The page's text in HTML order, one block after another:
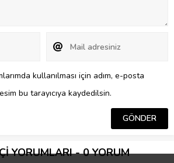
kullanılması için adım, e-posta
bu tarayıcıya kaydedilsin.
YORUMLARI - 0 YORUM